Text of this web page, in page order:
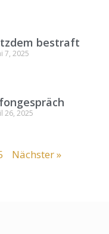
bestraft
7, 2025
26, 2025
Nächster »